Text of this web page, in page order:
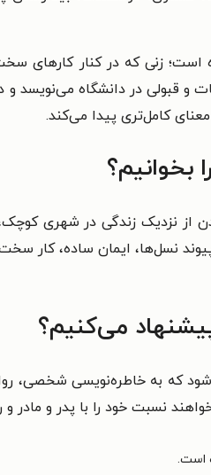
است؛ زنی که در کنار کارهای
و قبولی در دانشگاه می‌نویسد
کامل‌تری پیدا می‌کند.
بخوانیم؟
نزدیک زندگی در شهری
نسل‌ها، ایمان ساده، کار
می‌کنیم؟
که به خاطره‌نویسی شخصی،
نسبت خود را با پدر و مادر